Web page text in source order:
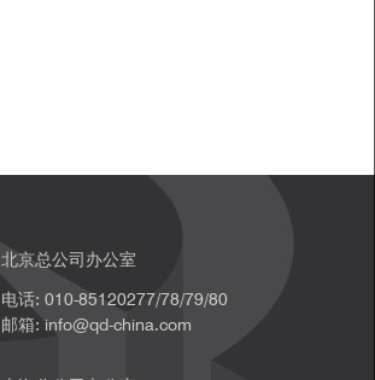
北京总公司办公室
电话: 010-85120277/78/79/80
邮箱: info@qd-china.com